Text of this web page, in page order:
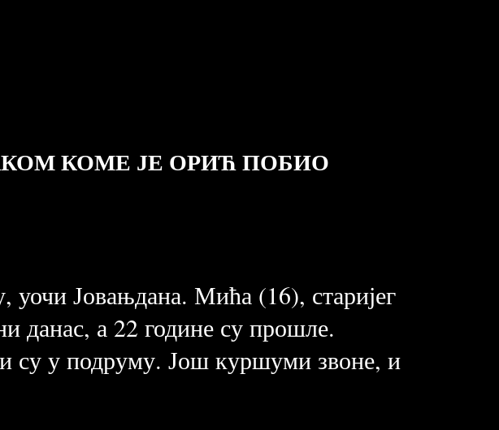
КОМЕ ЈЕ ОРИЋ ПОБИО
уочи Јовањдана. Мића (16), старијег
данас, а 22 године су прошле.
су у подруму. Још куршуми звоне, и